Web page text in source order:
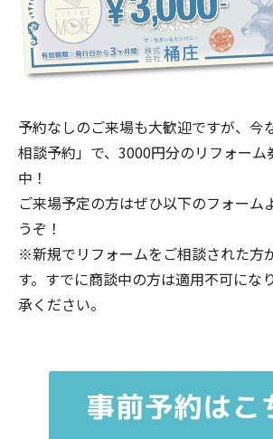
予約なしのご来場も大歓迎ですが、今
相談予約」で、3000円分のリフォーム
中！
ご来場予定の方はぜひ以下のフォーム
うぞ！
※新規でリフォームをご相談された方
す。すでに商談中の方は適用不可にな
承ください。